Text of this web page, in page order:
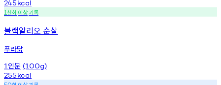
245kcal
1천회 이상기록
블랙알리오 순살
푸라닭
1 인분 (100g)
255kcal